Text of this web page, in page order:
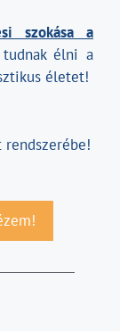
szokása a
élni a
életet!